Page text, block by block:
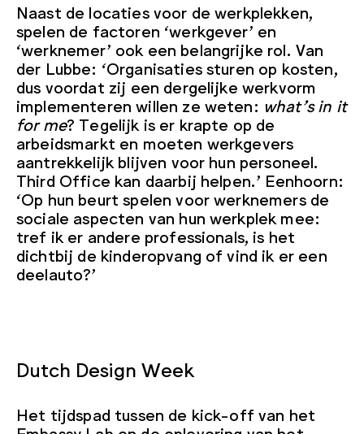
Naast de locaties voor de werkplekken,
spelen de factoren ‘werkgever’ en
‘werknemer’ ook een belangrijke rol. Van
der Lubbe: ‘Organisaties sturen op kosten,
dus voordat zij een dergelijke werkvorm
implementeren willen ze weten: what’s in it
for me? Tegelijk is er krapte op de
arbeidsmarkt en moeten werkgevers
aantrekkelijk blijven voor hun personeel.
Third Office kan daarbij helpen.’ Eenhoorn:
‘Op hun beurt spelen voor werknemers de
sociale aspecten van hun werkplek mee:
tref ik er andere professionals, is het
dichtbij de kinderopvang of vind ik er een
deelauto?’
Dutch Design Week
Het tijdspad tussen de kick-off van het